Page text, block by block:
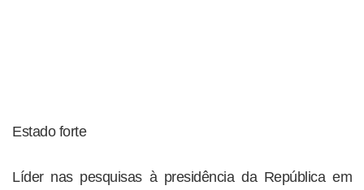
Estado forte
Líder nas pesquisas à presidência da República em